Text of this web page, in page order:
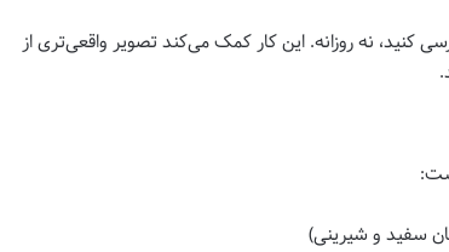
کنید، نه روزانه. این کار کمک می‌کند تصویر واقعی‌تری از
سفید و شیرینی)